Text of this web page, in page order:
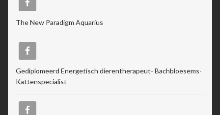
The New Paradigm Aquarius
Gediplomeerd Energetisch dierentherapeut- Bachbloesems-
Kattenspecialist